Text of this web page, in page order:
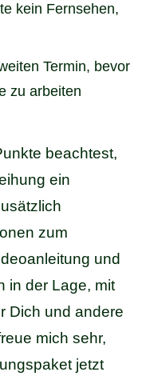
kein Fernsehen,
Termin, bevor
zu arbeiten
beachtest,
ein
zum
und
in der Lage, mit
Dich und andere
mich sehr,
jetzt